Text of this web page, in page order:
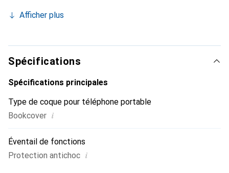
l'accessoire chic et indispensable pour votre smartphone.
haute qualité, la marque Noreve est un choix fiable pour
une clientèle exigeante.
Afficher plus
Spécifications
Spécifications principales
Type de coque pour téléphone portable
Bookcover i
Éventail de fonctions
Protection antichoc i